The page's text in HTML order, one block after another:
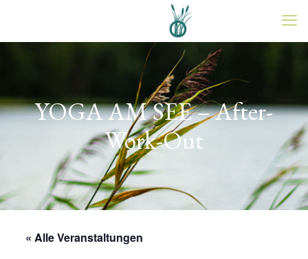
YOGA AM SEE – After-
Work-Out
« Alle Veranstaltungen